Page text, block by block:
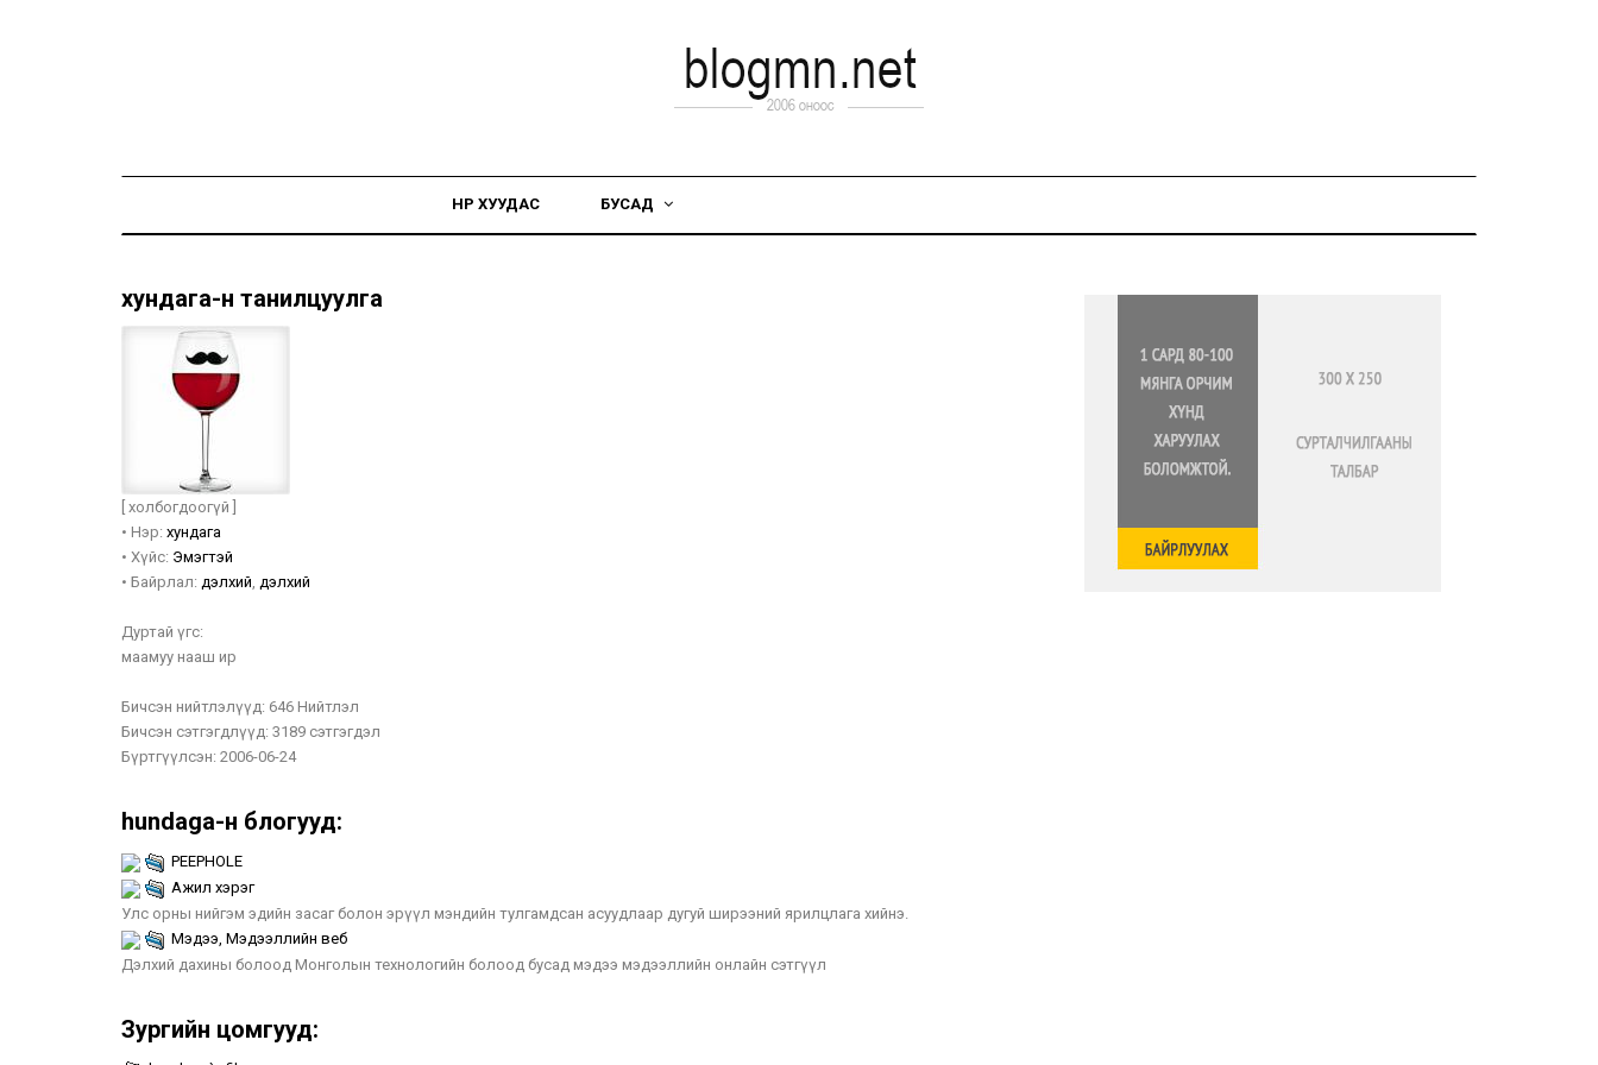
НҮҮР ХУУДАС БУСАД
хундага-н танилцуулга
[ холбогдоогүй ]
• Нэр: хундага
• Хүйс: Эмэгтэй
• Байрлал: дэлхий, дэлхий
Дуртай үгс:
маамуу нааш ир
Бичсэн нийтлэлүүд: 646 Нийтлэл
Бичсэн сэтгэгдлүүд: 3189 сэтгэгдэл
Бүртгүүлсэн: 2006-06-24
hundaga-н блогууд:
PEEPHOLE
Ажил хэрэг
Улс орны нийгэм эдийн засаг болон эрүүл мэндийн тулгамдсан асуудлаар дугуй ширээний ярилцлага хийнэ.
Мэдээ, Мэдээллийн веб
Дэлхий дахины болоод Монголын технологийн болоод бусад мэдээ мэдээллийн онлайн сэтгүүл
Зургийн цомгууд: